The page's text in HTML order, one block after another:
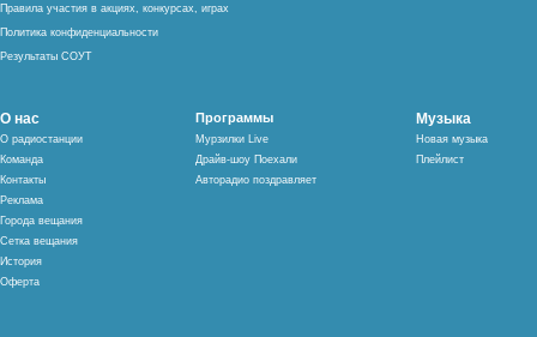
Правила участия в акциях, конкурсах, играх
Политика конфиденциальности
Результаты СОУТ
О нас
О радиостанции
Команда
Контакты
Реклама
Города вещания
Сетка вещания
История
Оферта
Программы
Мурзилки Live
Драйв-шоу Поехали
Авторадио поздравляет
Музыка
Новая музыка
Плейлист